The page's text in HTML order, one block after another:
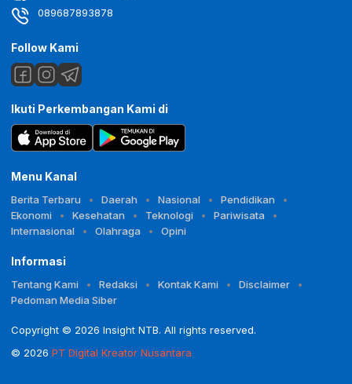
089687893878
Follow Kami
Ikuti Perkembangan Kami di
Menu Kanal
Berita Terbaru Daerah Nasional
Pendidikan
Ekonomi
Kesehatan Teknologi
Pariwisata
Internasional
Olahraga Opini
Informasi
Tentang Kami Redaksi Kontak Kami
Disclaimer
Pedoman Media Siber
Copyright © 2026 Insight NTB. All rights reserved.
© 2026 PT Digital Kreator Nusantara